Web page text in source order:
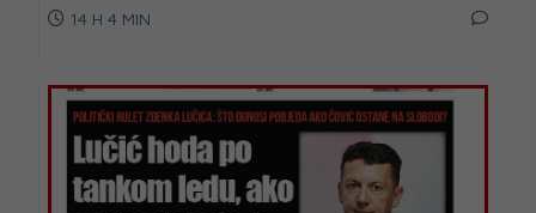
14 H 4 MIN